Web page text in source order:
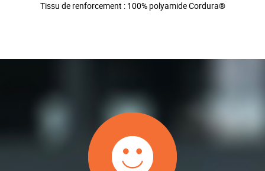
Tissu de renforcement : 100% polyamide Cordura®